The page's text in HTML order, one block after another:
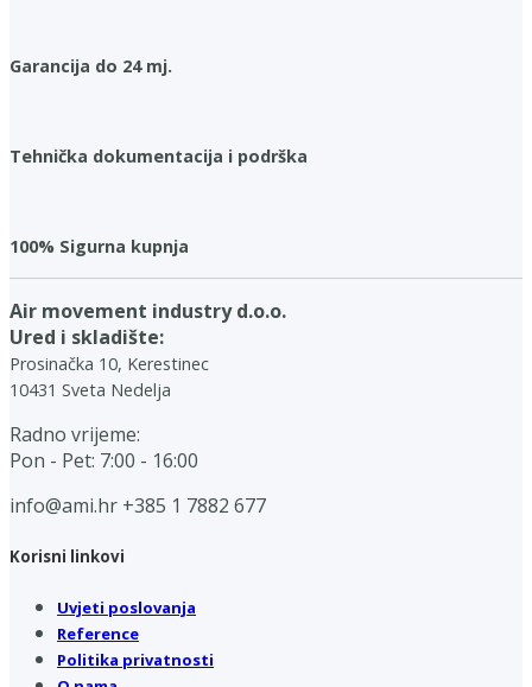
Garancija do 24 mj.
Tehnička dokumentacija i podrška
100% Sigurna kupnja
Air movement industry d.o.o.
Ured i skladište:
Prosinačka 10, Kerestinec
10431 Sveta Nedelja
Radno vrijeme:
Pon - Pet: 7:00 - 16:00
info@ami.hr +385 1 7882 677
Korisni linkovi
Uvjeti poslovanja
Reference
Politika privatnosti